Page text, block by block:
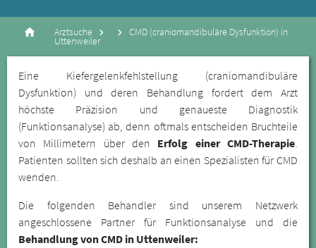
Arztsuche CMD (craniomandibuläre Dysfunktion) in
Uttenweiler
Eine Kiefergelenkfehlstellung (craniomandibuläre
Dysfunktion) und deren Behandlung fordert dem Arzt
höchste Präzision und genaueste Diagnostik
(Funktionsanalyse) ab, denn oftmals entscheiden Bruchteile
von Millimetern über den Erfolg einer CMD-Therapie.
Patienten sollten sich deshalb an einen Spezialisten für CMD
wenden.
Die folgenden Behandler sind unserem Netzwerk
angeschlossene Partner für Funktionsanalyse und die
Behandlung von CMD in Uttenweiler: